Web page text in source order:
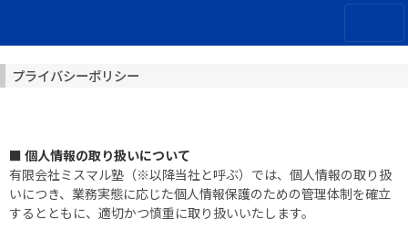
プライバシーポリシー
■ 個人情報の取り扱いについて
有限会社ミスマル塾（※以降当社と呼ぶ）では、個人情報の取り扱
いにつき、業務実態に応じた個人情報保護のための管理体制を確立
するとともに、適切かつ慎重に取り扱いいたします。